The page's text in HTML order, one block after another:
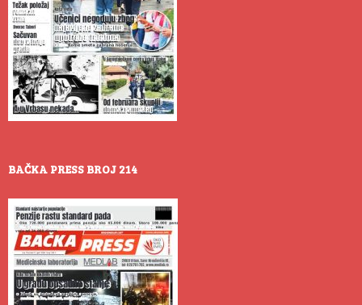
BAČKA PRESS BROJ 214